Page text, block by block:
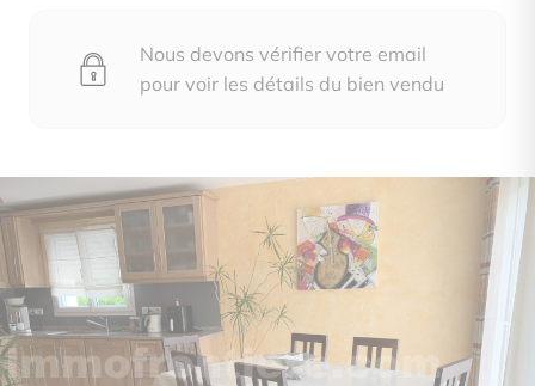
Nous devons vérifier votre email
pour voir les détails du bien vendu